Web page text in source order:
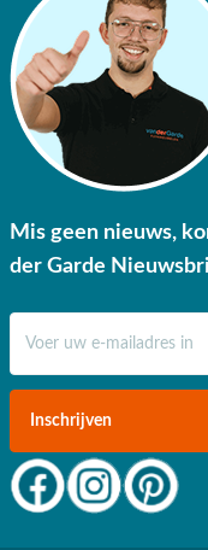
Mis geen nieuws,
der Garde
Inschrijven